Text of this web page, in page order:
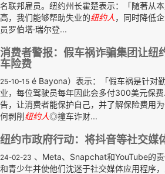
名联邦雇员。纽约州长霍楚表示：「随著从
高，我们能够帮助失业的纽约人 ，同时降低
员罗伯塔·瑞尔登...
消费者警报：假车祸诈骗集团让
车险费
25-10-15 é Bayona）表示：「假车祸是针对
业，每位驾驶员每年因此会多付300美元保
告，让消费者能保护自己，并了解保险费用
何剥削纽约人◎撞车诈财...
纽约市政府行动：将抖音等社交媒
24-02-23 、Meta、Snapchat和YouTube的
和青少年并使他们沈迷于社交媒体应用程序